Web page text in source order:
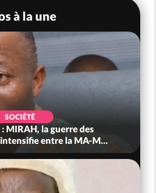
à la une
SOCIÉTÉ
MIRAH, la guerre des
entre la MA-M...